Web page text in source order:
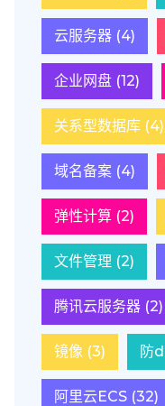
云服务器 (4)
企业网盘 (12)
关系型数据库 (4)
域名备案 (4)
弹性计算 (2)
文件管理 (2)
腾讯云服务器 (2)
镜像 (3) 防
阿里云ECS (32)